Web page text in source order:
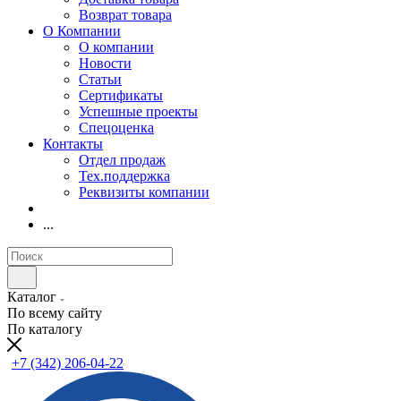
Возврат товара
О Компании
О компании
Новости
Статьи
Сертификаты
Успешные проекты
Спецоценка
Контакты
Отдел продаж
Тех.поддержка
Реквизиты компании
...
Каталог
По всему сайту
По каталогу
+7 (342) 206-04-22